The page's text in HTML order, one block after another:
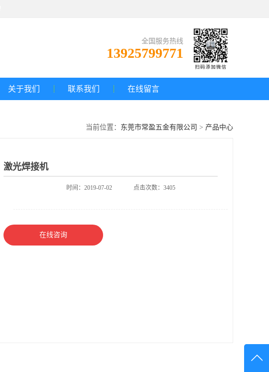
全国服务热线
13925799771
关于我们 联系我们 在线留言
当前位置： 东莞市常盈五金有限公司 > 产品中心
激光焊接机
时间：2019-07-02 点击次数：3405
在线咨询